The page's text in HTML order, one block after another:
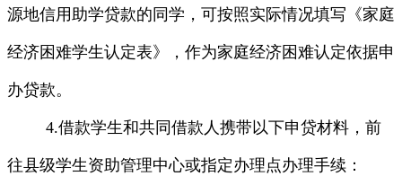
源地信用助学贷款的同学，可按照实际情况填写《家庭
经济困难学生认定表》，作为家庭经济困难认定依据申
办贷款。
4.借款学生和共同借款人携带以下申贷材料，前
往县级学生资助管理中心或指定办理点办理手续：